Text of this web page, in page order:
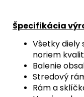
Špecifikácia
Všetky
noriem
Balenie
Stredový
Rám a